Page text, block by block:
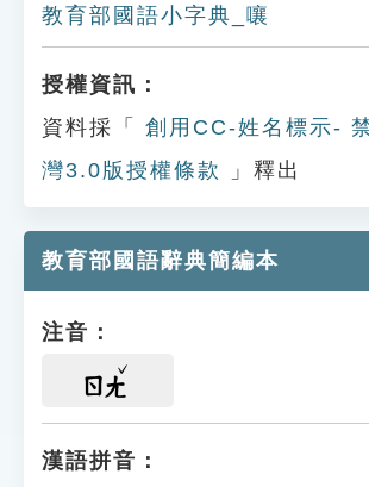
教育部國語小字典_嚷
授權資訊：
資料採「
創用CC-姓名標示-
灣3.0版授權條款
」釋出
教育部國語辭典簡編本
注音：
ㄖㄤ
漢語拼音：